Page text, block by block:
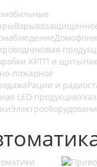
КРТП и щиты
пожарное
Рации и
LED продукция